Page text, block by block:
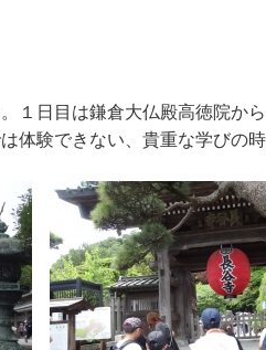
１日目は鎌倉大仏殿高徳院か
体験できない、貴重な学びの時